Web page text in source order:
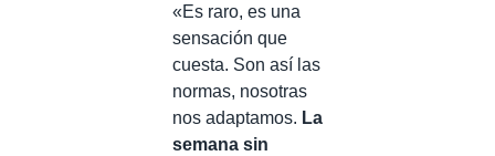
«Es raro, es una
sensación que
cuesta. Son así las
normas, nosotras
nos adaptamos. La
semana sin